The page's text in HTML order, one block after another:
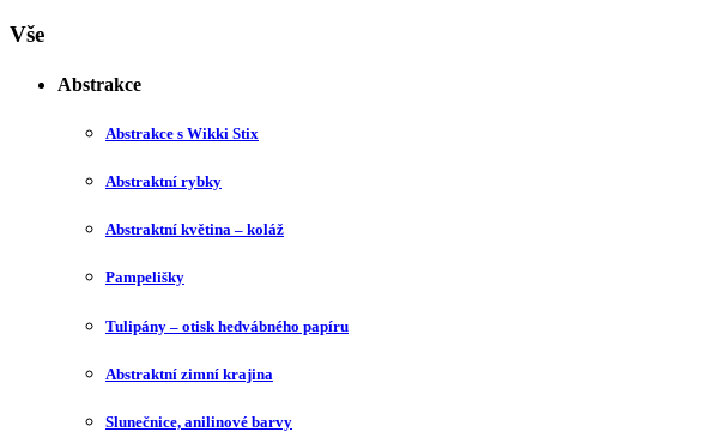
Vše
Abstrakce
Abstrakce s Wikki Stix
Abstraktní rybky
Abstraktní květina – koláž
Pampelišky
Tulipány – otisk hedvábného papíru
Abstraktní zimní krajina
Slunečnice, anilinové barvy